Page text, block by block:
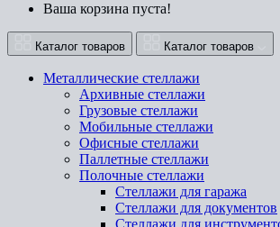
Ваша корзина пуста!
Каталог товаров Каталог товаров
Металлические стеллажи
Архивные стеллажи
Грузовые стеллажи
Мобильные стеллажи
Офисные стеллажи
Паллетные стеллажи
Полочные стеллажи
Стеллажи для гаража
Стеллажи для документов
Стеллажи для